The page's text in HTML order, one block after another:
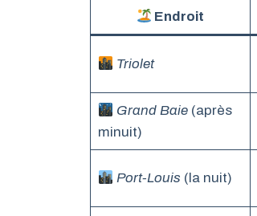
Endroit
Triolet
Grand Baie(après
minuit)
Port-Louis (la nuit)